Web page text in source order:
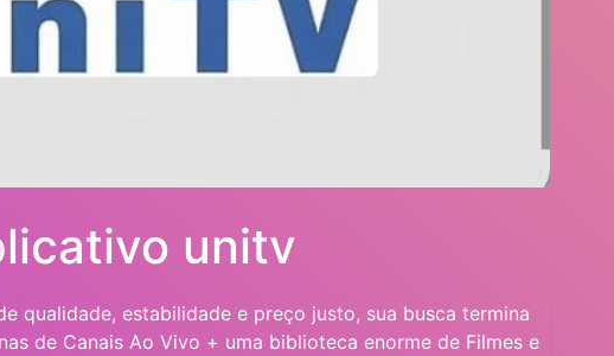
unitv
qualidade, estabilidade e preço justo, sua busca termina
de Canais Ao Vivo + uma biblioteca enorme de Filmes e